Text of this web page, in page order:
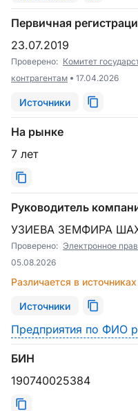
Первичная
23.07.2019
Проверено: Комитет
контрагентам
17.04.2026
Источники
На рынке
7 лет
Руководитель
УЗИЕВА ЗЕМФИРА
Проверено: Электронное
05.08.2026
Различается в источниках
Источники
Предприятия по ФИО
БИН
190740025384